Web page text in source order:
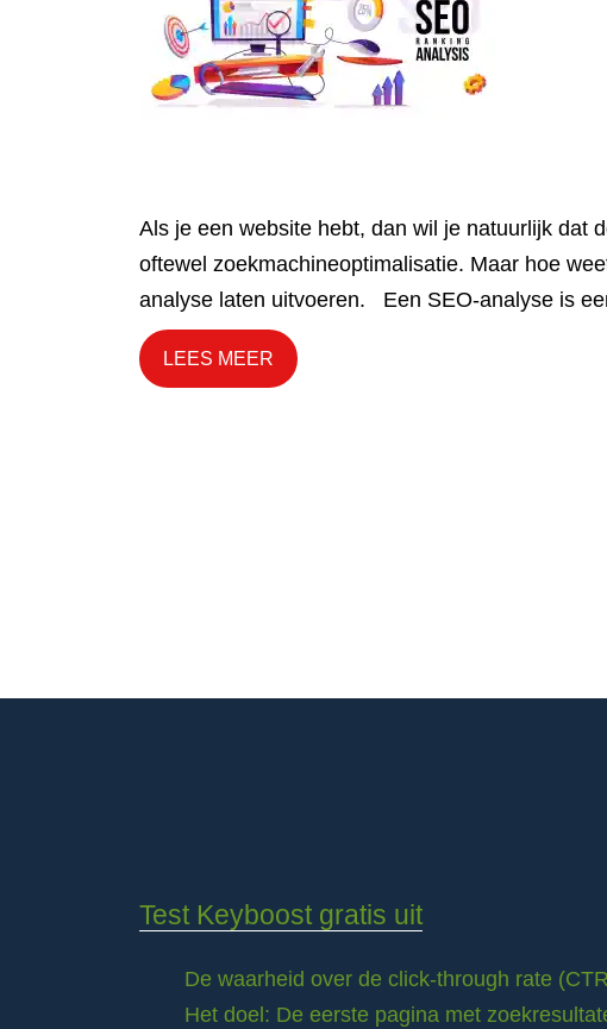
Als je een website hebt, dan wil je natuurlijk dat
oftewel zoekmachineoptimalisatie. Maar hoe
analyse laten uitvoeren. Een SEO-analyse is
LEES MEER
Test Keyboost gratis uit
De waarheid over de click-through rate
Het doel: De eerste pagina met